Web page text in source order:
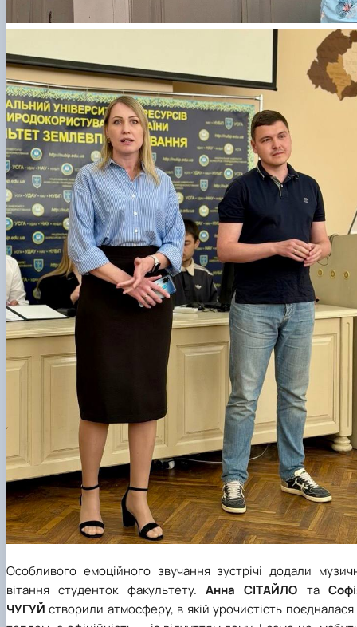
Особливого емоційного звучання зустрічі додали
вітання студенток факультету. Анна СІТАЙЛО та
ЧУГУЙ створили атмосферу, в якій урочистість поєдналася